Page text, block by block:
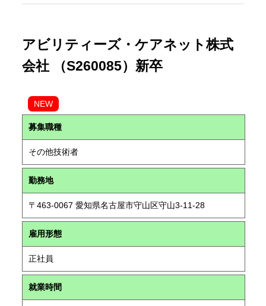
アビリティーズ・ケアネット株式
会社 （S260085）新卒
NEW
募集職種
その他技術者
勤務地
〒463-0067 愛知県名古屋市守山区守山3-11-28
雇用形態
正社員
就業時間